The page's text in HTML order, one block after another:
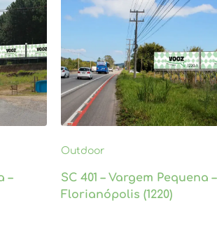
–
Outdoor
SC 401 – Vargem Pequena –
Florianópolis (1220)